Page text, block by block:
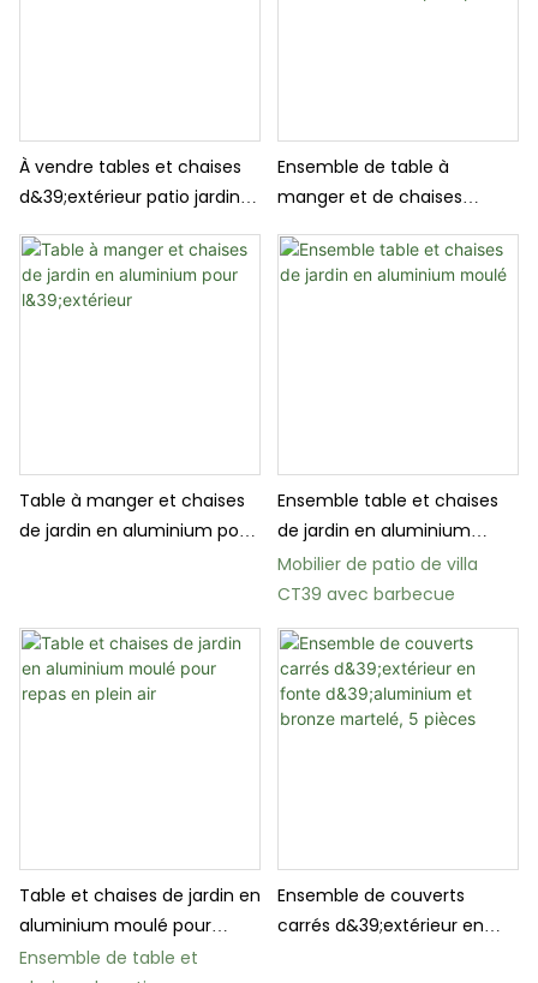
À vendre tables et chaises
d&39;extérieur patio jardin
Ensemble de table à
manger et de chaises
aluminium moulé sur
mesure pour patio
Table à manger et chaises
de jardin en aluminium pour
Ensemble table et chaises
de jardin en aluminium
moulé
Mobilier de patio de villa
CT39 avec barbecue
Table et chaises de jardin en
aluminium moulé pour
repas en plein air
Ensemble de table et
Ensemble de couverts
carrés d&39;extérieur en